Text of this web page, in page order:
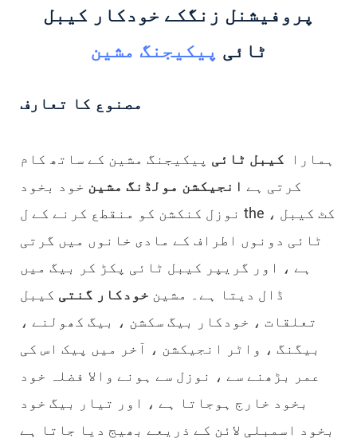
پروفیشنل زنگکے خودکار کیبل
ٹائی پیکیجنگ مشین
مصنوع کا تعارف
ہمارا کیبل ٹائی پیکیجنگ مشین کے ساتھ کام
کرتی ہے انجیکشن مولڈنگ مشین خود بخود
نوزل ​​کنکشن کو منقطع کرنے کے ل the ، کٹ کیبل
ٹائی دونوں اطراف کے مادی خانوں میں گرتی
ہے ، اور گریپر کیبل ٹائی پکڑ کر بیگ میں
ڈال دیتا ہے۔ مشین خودکار گنتی کیبل
تعلقات ، خودکار بیگ سکشن ، بیگ کھولنے ،
بیگنگ ، واٹر انجیکشن ، آخر میں پیک اس کی
عمر بڑھنے سے ، نوزل ​​سے ہونے والا فضلہ خود
بخود خارج ہوجاتا ہے ، اور تیار بیگ خود
بخود اسمبلی لائن کے ذریعے بھیج دیا جاتا ہے